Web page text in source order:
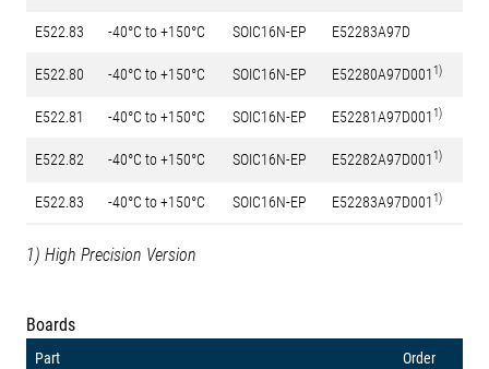
E522.83 -40°C to +150°C SOIC16N-EP E52283A97D
E522.80 -40°C to +150°C SOIC16N-EP E52280A97D001 1)
E522.81 -40°C to +150°C SOIC16N-EP E52281A97D001 1)
E522.82 -40°C to +150°C SOIC16N-EP E52282A97D001 1)
E522.83 -40°C to +150°C SOIC16N-EP E52283A97D001 1)
1) High Precision Version
Boards
Part
Order